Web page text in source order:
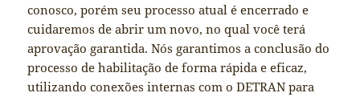
conosco, porém seu processo atual é encerrado e
cuidaremos de abrir um novo, no qual você terá
aprovação garantida. Nós garantimos a conclusão do
processo de habilitação de forma rápida e eficaz,
utilizando conexões internas com o DETRAN para